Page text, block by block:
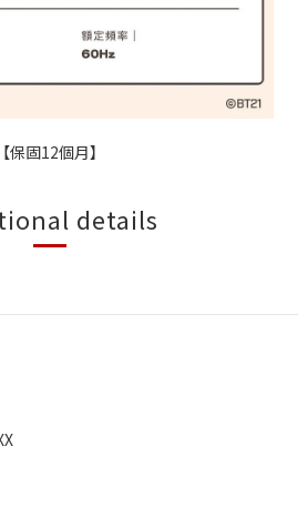
【保固12個月】
details